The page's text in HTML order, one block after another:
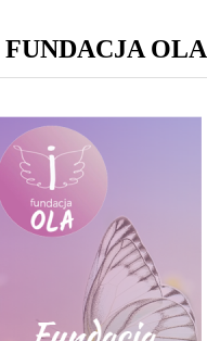
FUNDACJA OLA